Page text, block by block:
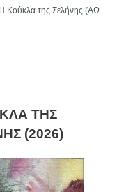
Κούκλα της Σελήνης (ΑΩ
ΤΗΣ
(2026)